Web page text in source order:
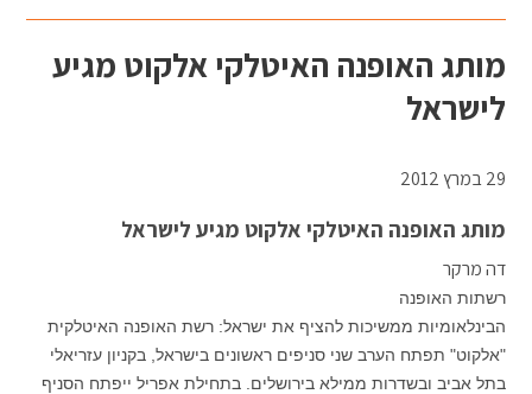
מותג האופנה האיטלקי אלקוט מגיע
לישראל
29 במרץ 2012
מותג האופנה האיטלקי אלקוט מגיע לישראל
דה מרקר
רשתות האופנה
הבינלאומיות ממשיכות להציף את ישראל: רשת האופנה האיטלקית
"אלקוט" תפתח הערב שני סניפים ראשונים בישראל, בקניון עזריאלי
בתל אביב ובשדרות ממילא בירושלים. בתחילת אפריל ייפתח הסניף